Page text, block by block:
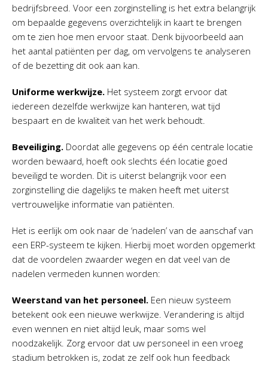
bedrijfsbreed. Voor een zorginstelling is het extra belangrijk
om bepaalde gegevens overzichtelijk in kaart te brengen
om te zien hoe men ervoor staat. Denk bijvoorbeeld aan
het aantal patiënten per dag, om vervolgens te analyseren
of de bezetting dit ook aan kan.
Uniforme werkwijze. Het systeem zorgt ervoor dat
iedereen dezelfde werkwijze kan hanteren, wat tijd
bespaart en de kwaliteit van het werk behoudt.
Beveiliging. Doordat alle gegevens op één centrale locatie
worden bewaard, hoeft ook slechts één locatie goed
beveiligd te worden. Dit is uiterst belangrijk voor een
zorginstelling die dagelijks te maken heeft met uiterst
vertrouwelijke informatie van patiënten.
Het is eerlijk om ook naar de ‘nadelen’ van de aanschaf van
een ERP-systeem te kijken. Hierbij moet worden opgemerkt
dat de voordelen zwaarder wegen en dat veel van de
nadelen vermeden kunnen worden:
Weerstand van het personeel. Een nieuw systeem
betekent ook een nieuwe werkwijze. Verandering is altijd
even wennen en niet altijd leuk, maar soms wel
noodzakelijk. Zorg ervoor dat uw personeel in een vroeg
stadium betrokken is, zodat ze zelf ook hun feedback